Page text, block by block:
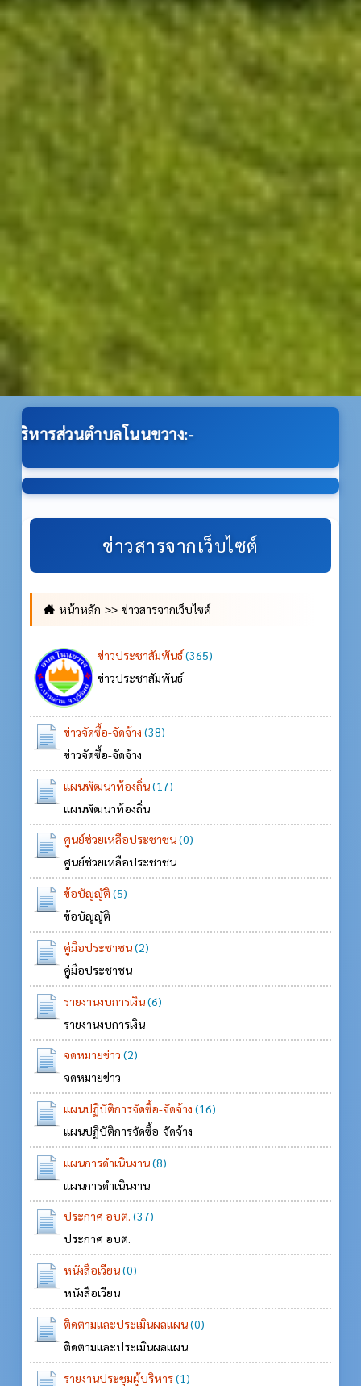
าง:-
ข่าวสารจากเว็บไซต์
หน้าหลัก ข่าวสารจากเว็บไซต์
ข่าวประชาสัมพันธ์(365)
ข่าวประชาสัมพันธ์
ข่าวจัดซื้อ-จัดจ้าง (38)
ข่าวจัดซื้อ-จัดจ้าง
แผนพัฒนาท้องถิ่น(17)
แผนพัฒนาท้องถิ่น
ศูนย์ช่วยเหลือประชาชน(0)
ศูนย์ช่วยเหลือประชาชน
ข้อบัญญัติ (5)
ข้อบัญญัติ
คู่มือประชาชน(2)
คู่มือประชาชน
รายงานงบการเงิน(6)
รายงานงบการเงิน
จดหมายข่าว (2)
จดหมายข่าว
แผนปฏิบัติการจัดซื้อ-จัดจ้าง (16)
แผนปฏิบัติการจัดซื้อ-จัดจ้าง
แผนการดำเนินงาน(8)
แผนการดำเนินงาน
ประกาศ อบต. (37)
ประกาศ อบต.
หนังสือเวียน(0)
หนังสือเวียน
ติดตามและประเมินผลแผน(0)
ติดตามและประเมินผลแผน
รายงานประชุมผู้บริหาร(1)